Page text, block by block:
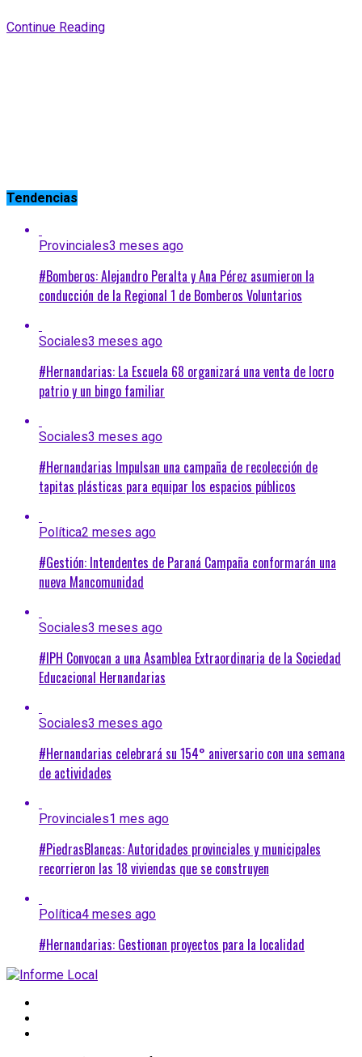
Continue Reading
Tendencias
Provinciales3 meses ago
#Bomberos: Alejandro Peralta y Ana Pérez asumieron la
conducción de la Regional 1 de Bomberos Voluntarios
Sociales3 meses ago
#Hernandarias: La Escuela 68 organizará una venta de locro
patrio y un bingo familiar
Sociales3 meses ago
#Hernandarias Impulsan una campaña de recolección de
tapitas plásticas para equipar los espacios públicos
Política2 meses ago
#Gestión: Intendentes de Paraná Campaña conformarán una
nueva Mancomunidad
Sociales3 meses ago
#IPH Convocan a una Asamblea Extraordinaria de la Sociedad
Educacional Hernandarias
Sociales3 meses ago
#Hernandarias celebrará su 154° aniversario con una semana
de actividades
Provinciales1 mes ago
#PiedrasBlancas: Autoridades provinciales y municipales
recorrieron las 18 viviendas que se construyen
Política4 meses ago
#Hernandarias: Gestionan proyectos para la localidad